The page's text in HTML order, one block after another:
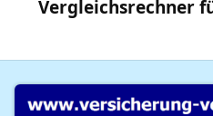
Vergleichsrechner